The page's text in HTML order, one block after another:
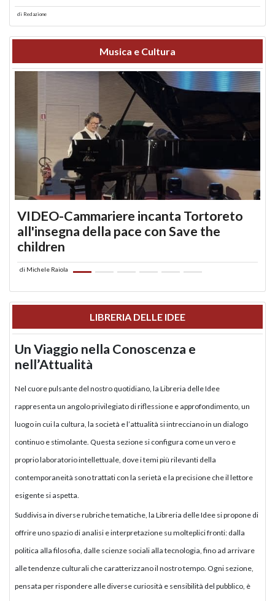
di Redazione
Musica e Cultura
VIDEO-Cammariere incanta Tortoreto
all'insegna della pace con Save the
children
di Michele Raiola
LIBRERIA DELLE IDEE
Un Viaggio nella Conoscenza e
nell’Attualità
Nel cuore pulsante del nostro quotidiano, la Libreria delle Idee
rappresenta un angolo privilegiato di riflessione e approfondimento, un
luogo in cui la cultura, la società e l’attualità si intrecciano in un dialogo
continuo e stimolante. Questa sezione si configura come un vero e
proprio laboratorio intellettuale, dove i temi più rilevanti della
contemporaneità sono trattati con la serietà e la precisione che il lettore
esigente si aspetta.
Suddivisa in diverse rubriche tematiche, la Libreria delle Idee si propone di
offrire uno spazio di analisi e interpretazione su molteplici fronti: dalla
politica alla filosofia, dalle scienze sociali alla tecnologia, fino ad arrivare
alle tendenze culturali che caratterizzano il nostro tempo. Ogni sezione,
pensata per rispondere alle diverse curiosità e sensibilità del pubblico, è